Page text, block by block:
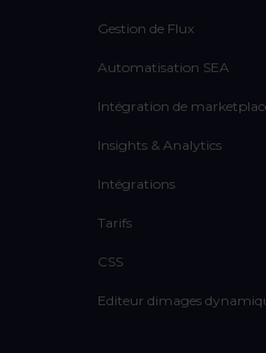
Gestion de Flux
Automatisation SEA
Intégration de
Insights & Analytics
Intégrations
Tarifs
CSS
Editeur dimages